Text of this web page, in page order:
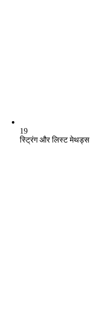
19
स्ट्रिंग और लिस्ट मेथड्स